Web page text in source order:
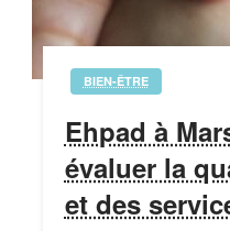
BIEN-ÊTRE
Ehpad à
évaluer la
et des